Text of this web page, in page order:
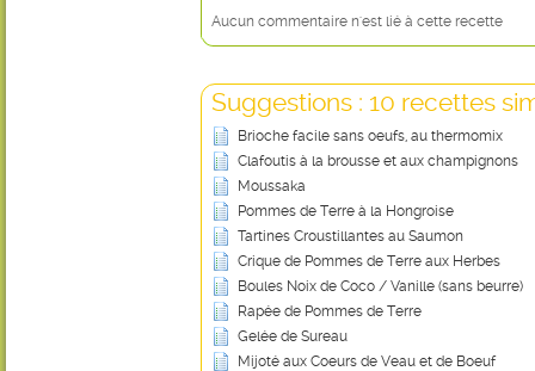
Aucun commentaire n'est lié à cette recette
Suggestions : 10 recettes
Brioche facile sans oeufs, au thermomix
Clafoutis à la brousse et aux champignons
Moussaka
Pommes de Terre à la Hongroise
Tartines Croustillantes au Saumon
Crique de Pommes de Terre aux Herbes
Boules Noix de Coco / Vanille (sans beurre)
Rapée de Pommes de Terre
Gelée de Sureau
Mijoté aux Coeurs de Veau et de Boeuf